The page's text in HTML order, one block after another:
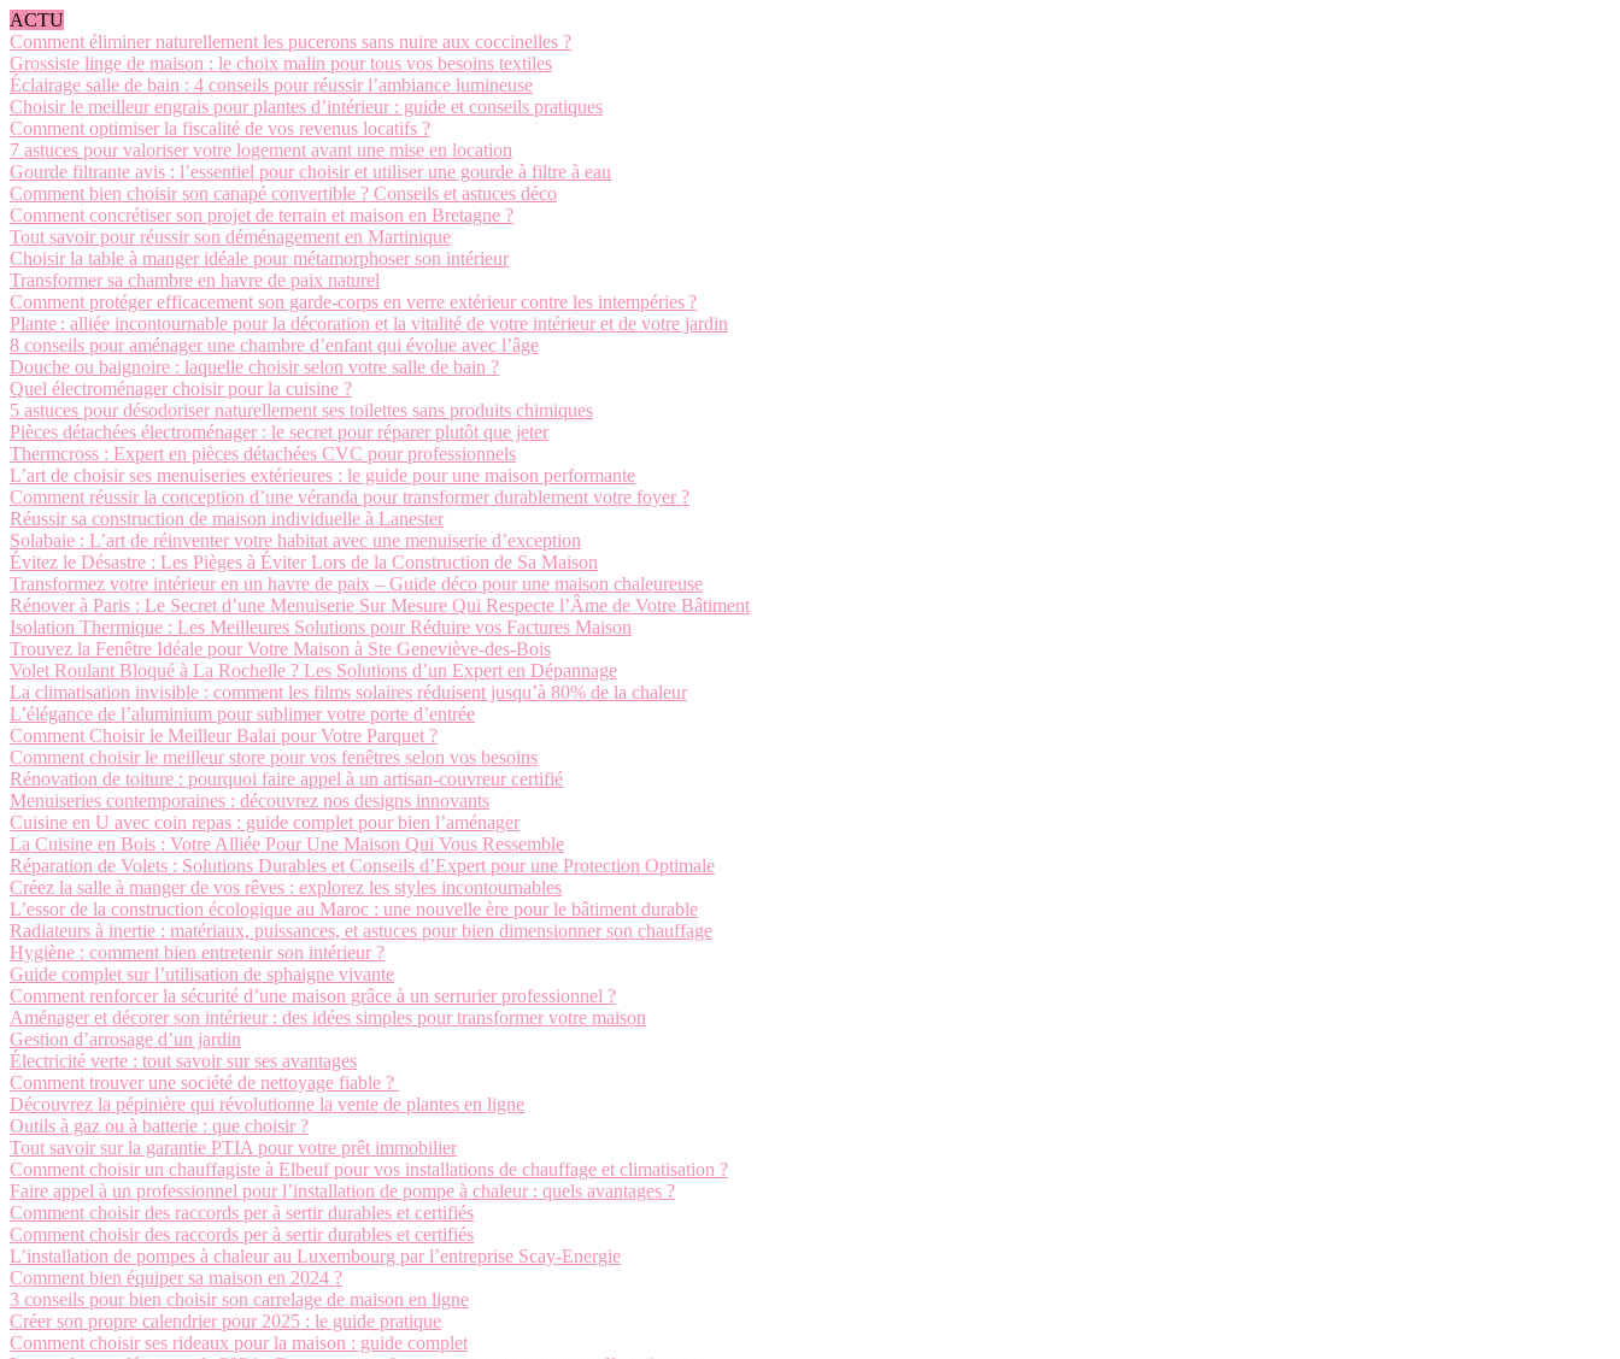
ACTU
Comment éliminer naturellement les pucerons sans nuire aux coccinelles ?
Grossiste linge de maison : le choix malin pour tous vos besoins textiles
Éclairage salle de bain : 4 conseils pour réussir l’ambiance lumineuse
Choisir le meilleur engrais pour plantes d’intérieur : guide et conseils pratiques
Comment optimiser la fiscalité de vos revenus locatifs ?
7 astuces pour valoriser votre logement avant une mise en location
Gourde filtrante avis : l’essentiel pour choisir et utiliser une gourde à filtre à eau
Comment bien choisir son canapé convertible ? Conseils et astuces déco
Comment concrétiser son projet de terrain et maison en Bretagne ?
Tout savoir pour réussir son déménagement en Martinique
Choisir la table à manger idéale pour métamorphoser son intérieur
Transformer sa chambre en havre de paix naturel
Comment protéger efficacement son garde-corps en verre extérieur contre les intempéries ?
Plante : alliée incontournable pour la décoration et la vitalité de votre intérieur et de votre jardin
8 conseils pour aménager une chambre d’enfant qui évolue avec l’âge
Douche ou baignoire : laquelle choisir selon votre salle de bain ?
Quel électroménager choisir pour la cuisine ?
5 astuces pour désodoriser naturellement ses toilettes sans produits chimiques
Pièces détachées électroménager : le secret pour réparer plutôt que jeter
Thermcross : Expert en pièces détachées CVC pour professionnels
L’art de choisir ses menuiseries extérieures : le guide pour une maison performante
Comment réussir la conception d’une véranda pour transformer durablement votre foyer ?
Réussir sa construction de maison individuelle à Lanester
Solabaie : L’art de réinventer votre habitat avec une menuiserie d’exception
Évitez le Désastre : Les Pièges à Éviter Lors de la Construction de Sa Maison
Transformez votre intérieur en un havre de paix – Guide déco pour une maison chaleureuse
Rénover à Paris : Le Secret d’une Menuiserie Sur Mesure Qui Respecte l’Âme de Votre Bâtiment
Isolation Thermique : Les Meilleures Solutions pour Réduire vos Factures Maison
Trouvez la Fenêtre Idéale pour Votre Maison à Ste Geneviève-des-Bois
Volet Roulant Bloqué à La Rochelle ? Les Solutions d’un Expert en Dépannage
La climatisation invisible : comment les films solaires réduisent jusqu’à 80% de la chaleur
L’élégance de l’aluminium pour sublimer votre porte d’entrée
Comment Choisir le Meilleur Balai pour Votre Parquet ?
Comment choisir le meilleur store pour vos fenêtres selon vos besoins
Rénovation de toiture : pourquoi faire appel à un artisan-couvreur certifié
Menuiseries contemporaines : découvrez nos designs innovants
Cuisine en U avec coin repas : guide complet pour bien l’aménager
La Cuisine en Bois : Votre Alliée Pour Une Maison Qui Vous Ressemble
Réparation de Volets : Solutions Durables et Conseils d’Expert pour une Protection Optimale
Créez la salle à manger de vos rêves : explorez les styles incontournables
L’essor de la construction écologique au Maroc : une nouvelle ère pour le bâtiment durable
Radiateurs à inertie : matériaux, puissances, et astuces pour bien dimensionner son chauffage
Hygiène : comment bien entretenir son intérieur ?
Guide complet sur l’utilisation de sphaigne vivante
Comment renforcer la sécurité d’une maison grâce à un serrurier professionnel ?
Aménager et décorer son intérieur : des idées simples pour transformer votre maison
Gestion d’arrosage d’un jardin
Électricité verte : tout savoir sur ses avantages
Comment trouver une société de nettoyage fiable ?
Découvrez la pépinière qui révolutionne la vente de plantes en ligne
Outils à gaz ou à batterie : que choisir ?
Tout savoir sur la garantie PTIA pour votre prêt immobilier
Comment choisir un chauffagiste à Elbeuf pour vos installations de chauffage et climatisation ?
Faire appel à un professionnel pour l’installation de pompe à chaleur : quels avantages ?
Comment choisir des raccords per à sertir durables et certifiés
Comment choisir des raccords per à sertir durables et certifiés
L’installation de pompes à chaleur au Luxembourg par l’entreprise Scay-Energie
Comment bien équiper sa maison en 2024 ?
3 conseils pour bien choisir son carrelage de maison en ligne
Créer son propre calendrier pour 2025 : le guide pratique
Comment choisir ses rideaux pour la maison : guide complet